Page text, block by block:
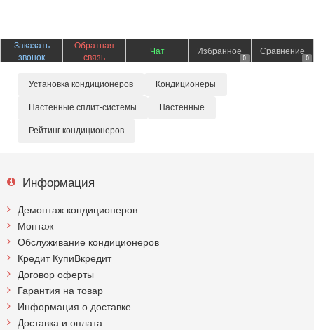
Заказать
звонок
Обратная
связь
Чат Избранное
0
Сравнение
0
Установка кондиционеров Кондиционеры
Настенные сплит-системы Настенные
Рейтинг кондиционеров
Информация
Демонтаж кондиционеров
Монтаж
Обслуживание кондиционеров
Кредит КупиВкредит
Договор оферты
Гарантия на товар
Информация о доставке
Доставка и оплата